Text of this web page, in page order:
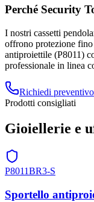
Perché Security
I nostri cassetti
offrono protezione
antiproiettile (P8011)
professionale in linea
Richiedi preventivo
Prodotti consigliati
Gioiellerie e
P8011BR3-S
Sportello